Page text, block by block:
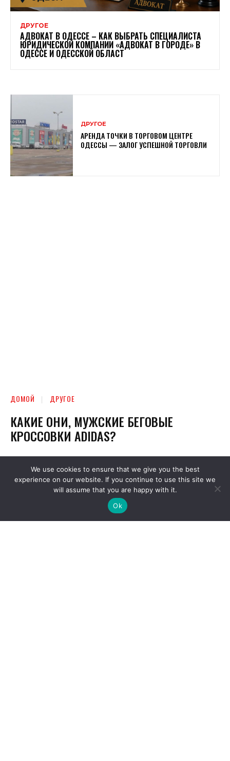
ДРУГОЕ
АДВОКАТ В ОДЕССЕ – КАК ВЫБРАТЬ СПЕЦИАЛИСТА
ЮРИДИЧЕСКОЙ КОМПАНИИ «АДВОКАТ В ГОРОДЕ» В
ОДЕССЕ И ОДЕССКОЙ ОБЛАСТ
ДРУГОЕ
АРЕНДА ТОЧКИ В ТОРГОВОМ ЦЕНТРЕ
ОДЕССЫ — ЗАЛОГ УСПЕШНОЙ ТОРГОВЛИ
We use cookies to ensure that we give you the best
experience on our website. If you continue to use this site we
will assume that you are happy with it.
Ok